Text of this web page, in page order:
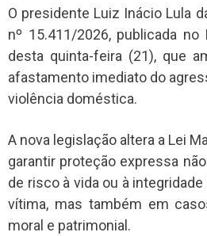
O presidente Luiz Inácio Lula
nº 15.411/2026, publicada no
desta quinta-feira (21), que
afastamento imediato do
violência doméstica.
A nova legislação altera a Lei
garantir proteção expressa
de risco à vida ou à
vítima, mas também em
moral e patrimonial.